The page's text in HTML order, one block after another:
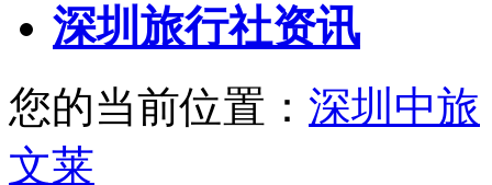
深圳旅行社资讯
您的当前位置： 深圳中旅
文莱